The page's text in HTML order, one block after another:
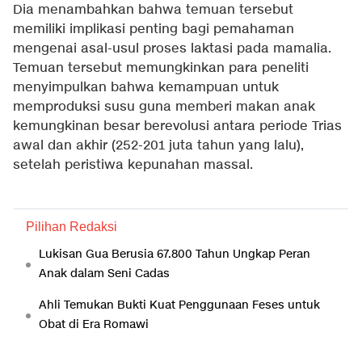
Dia menambahkan bahwa temuan tersebut
memiliki implikasi penting bagi pemahaman
mengenai asal-usul proses laktasi pada mamalia.
Temuan tersebut memungkinkan para peneliti
menyimpulkan bahwa kemampuan untuk
memproduksi susu guna memberi makan anak
kemungkinan besar berevolusi antara periode Trias
awal dan akhir (252-201 juta tahun yang lalu),
setelah peristiwa kepunahan massal.
Pilihan Redaksi
Lukisan Gua Berusia 67.800 Tahun Ungkap Peran
Anak dalam Seni Cadas
Ahli Temukan Bukti Kuat Penggunaan Feses untuk
Obat di Era Romawi